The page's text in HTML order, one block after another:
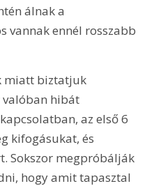
álnak a
vannak ennél rosszabb
miatt biztatjuk
hibát
az első 6
kifogásukat, és
Sokszor megpróbálják
hogy amit tapasztal